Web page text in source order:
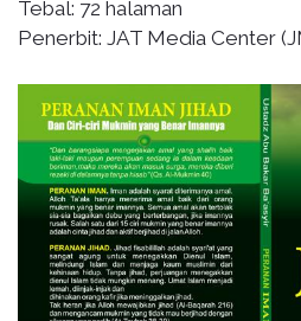
Tebal: 72 halaman
Penerbit: JAT Media Center